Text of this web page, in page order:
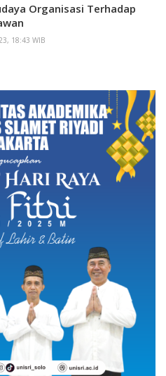
Organisasi Terhadap
18:43 WIB